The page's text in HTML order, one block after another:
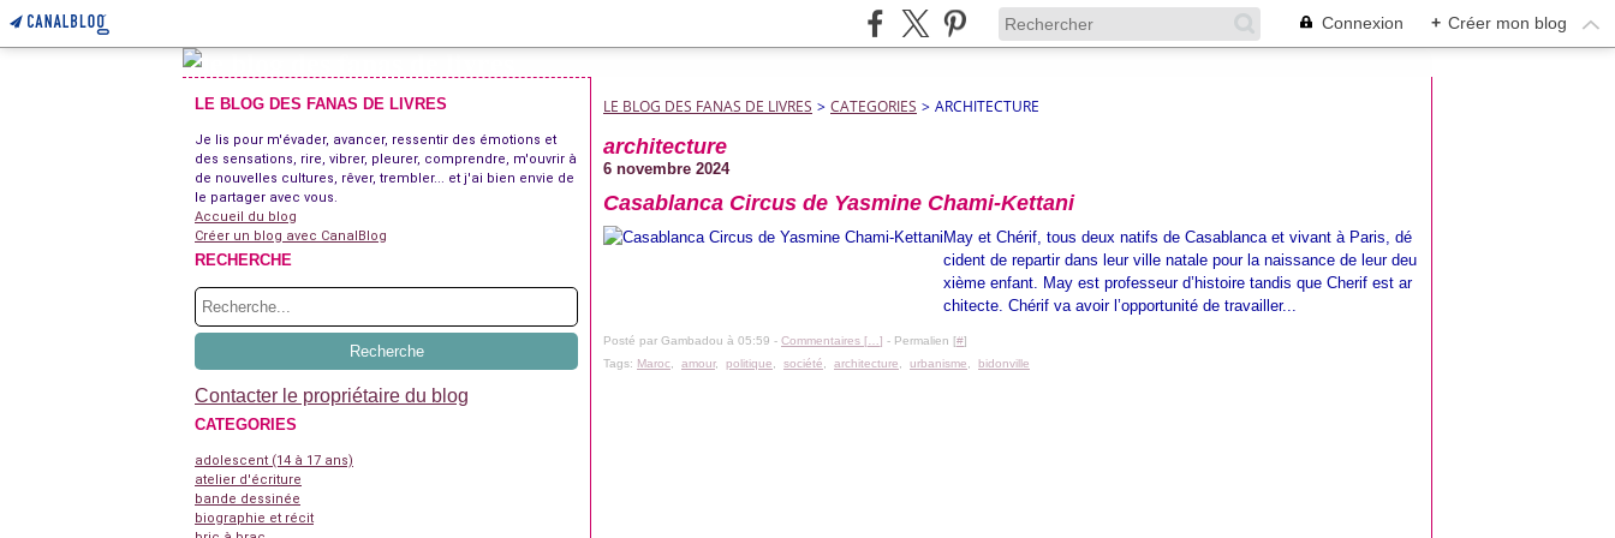
Connexion + Créer mon blog
LE BLOG DES FANAS DE LIVRES
Je lis pour m'évader, avancer, ressentir des émotions et
des sensations, rire, vibrer, pleurer, comprendre, m'ouvrir à
de nouvelles cultures, rêver, trembler... et j'ai bien envie de
le partager avec vous.
Accueil du blog
Créer un blog avec CanalBlog
RECHERCHE
Contacter le propriétaire du blog
CATEGORIES
adolescent (14 à 17 ans)
atelier d'écriture
bande dessinée
biographie et récit
LE BLOG DES FANAS DE LIVRES > CATEGORIES > ARCHITECTURE
architecture
6 novembre 2024
Casablanca Circus de Yasmine Chami-Kettani
May et Chérif, tous deux natifs de Casablanca et vivant à Paris, dé
cident de repartir dans leur ville natale pour la naissance de leur deu
xième enfant. May est professeur d’histoire tandis que Cherif est ar
chitecte. Chérif va avoir l’opportunité de travailler...
Posté par Gambadou à 05:59 - Commentaires [ ] - Permalien [#]
Tags: Maroc amour, politique société architecture urbanisme bidonville